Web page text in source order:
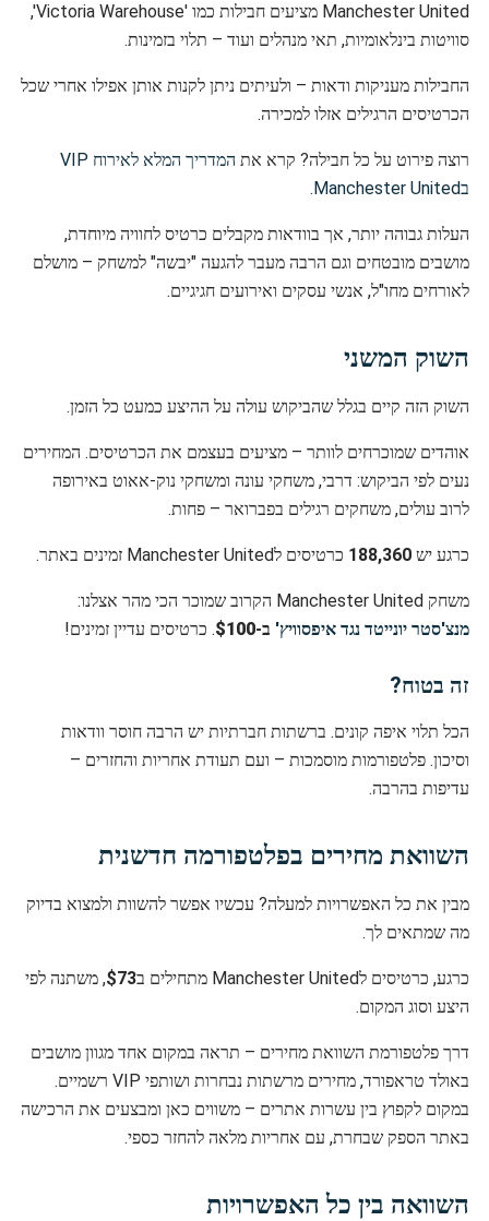
Manchester United מציעים חבילות כמו 'Victoria Warehouse',
סוויטות בינלאומיות, תאי מנהלים ועוד – תלוי בזמינות.
החבילות מעניקות ודאות – ולעיתים ניתן לקנות אותן אפילו אחרי שכל
הכרטיסים הרגילים אזלו למכירה.
רוצה פירוט על כל חבילה? קרא את
המדריך המלא לאירוח VIP
בManchester United
.
העלות גבוהה יותר, אך בוודאות מקבלים כרטיס לחוויה מיוחדת,
מושבים מובטחים וגם הרבה מעבר להגעה "יבשה" למשחק – מושלם
לאורחים מחו"ל, אנשי עסקים ואירועים חגיגיים.
השוק המשני
השוק הזה קיים בגלל שהביקוש עולה על ההיצע כמעט כל הזמן.
אוהדים שמוכרחים לוותר – מציעים בעצמם את הכרטיסים. המחירים
נעים לפי הביקוש: דרבי, משחקי עונה ומשחקי נוק-אאוט באירופה
לרוב עולים, משחקים רגילים בפברואר – פחות.
כרגע יש 188,360 כרטיסים לManchester United זמינים באתר.
משחק Manchester United הקרוב שמוכר הכי מהר אצלנו:
מנצ'סטר יונייטד נגד איפסוויץ' ב-$100. כרטיסים עדיין זמינים!
זה בטוח?
הכל תלוי איפה קונים. ברשתות חברתיות יש הרבה חוסר וודאות
וסיכון. פלטפורמות מוסמכות – ועם תעודת אחריות והחזרים –
עדיפות בהרבה.
השוואת מחירים בפלטפורמה חדשנית
מבין את כל האפשרויות למעלה? עכשיו אפשר להשוות ולמצוא בדיוק
מה שמתאים לך.
כרגע, כרטיסים לManchester United מתחילים ב $73, משתנה לפי
היצע וסוג המקום.
דרך פלטפורמת השוואת מחירים – תראה במקום אחד מגוון מושבים
באולד טראפורד, מחירים מרשתות נבחרות ושותפי VIP רשמיים.
במקום לקפוץ בין עשרות אתרים – משווים כאן ומבצעים את הרכישה
באתר הספק שבחרת, עם אחריות מלאה להחזר כספי.
השוואה בין כל האפשרויות